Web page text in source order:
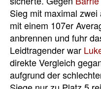
Sieg mit maximal
mit einem 107er
anbrennen und fuhr
Leidtragender war
direkte Vergleich
aufgrund der